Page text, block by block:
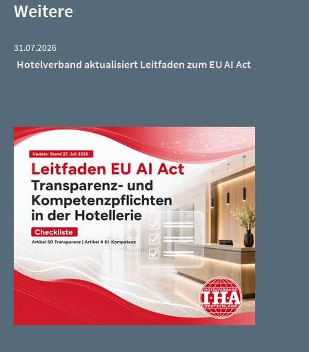
Weitere
31.07.2026
Hotelverband aktualisiert Leitfaden zum EU AI Act